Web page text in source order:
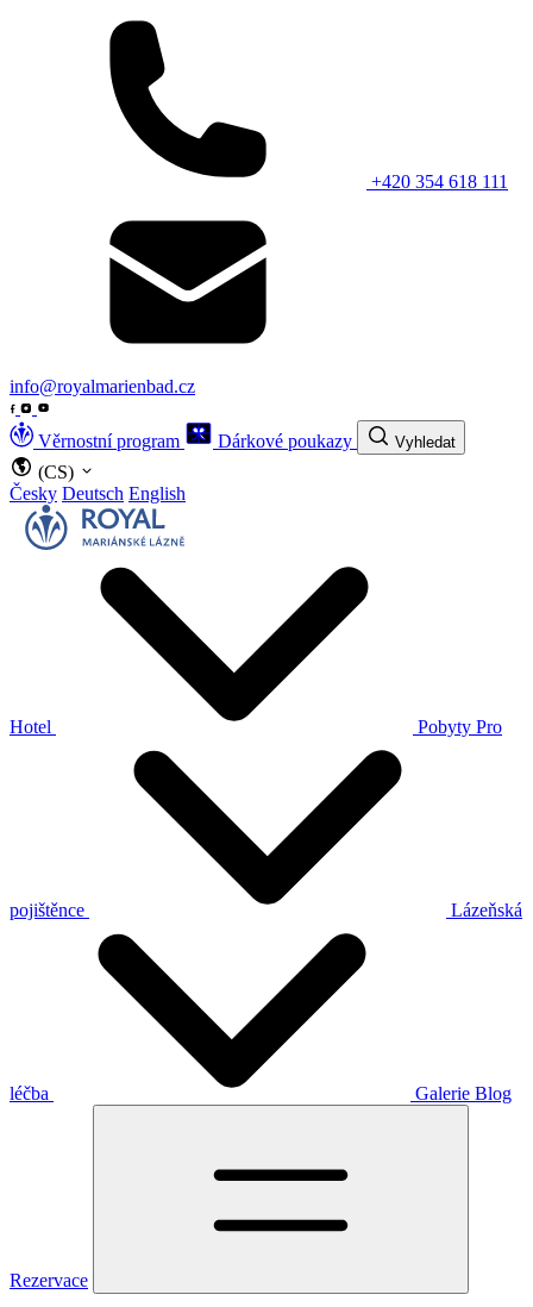
+420 354 618 111
info@royalmarienbad.cz
Věrnostní program Dárkové poukazy Vyhledat
(CS)
Česky Deutsch English
Hotel Pobyty Pro
pojištěnce Lázeňská
léčba Galerie Blog
Rezervace